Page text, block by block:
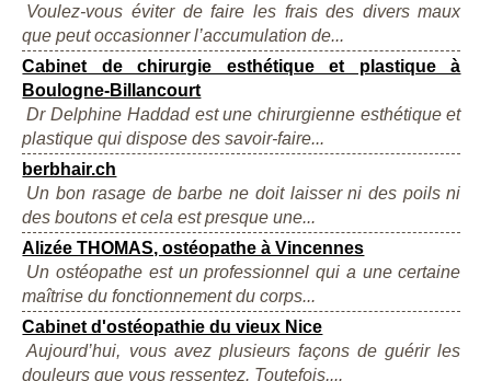
Voulez-vous éviter de faire les frais des divers maux
que peut occasionner l’accumulation de...
Cabinet de chirurgie esthétique et plastique à
Boulogne-Billancourt
Dr Delphine Haddad est une chirurgienne esthétique et
plastique qui dispose des savoir-faire...
berbhair.ch
Un bon rasage de barbe ne doit laisser ni des poils ni
des boutons et cela est presque une...
Alizée THOMAS, ostéopathe à Vincennes
Un ostéopathe est un professionnel qui a une certaine
maîtrise du fonctionnement du corps...
Cabinet d'ostéopathie du vieux Nice
Aujourd’hui, vous avez plusieurs façons de guérir les
douleurs que vous ressentez. Toutefois,...